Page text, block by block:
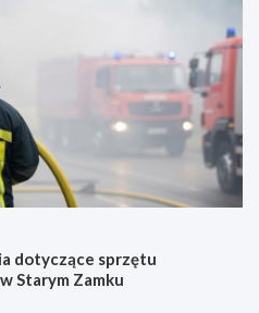
dotyczące sprzętu
Starym Zamku